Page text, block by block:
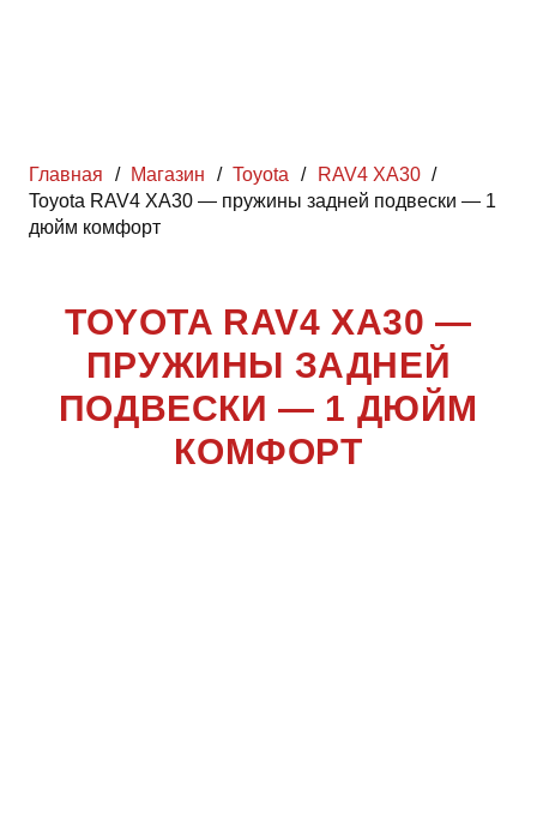
Главная / Магазин / Toyota / RAV4 XA30 /
Toyota RAV4 XA30 — пружины задней подвески — 1
дюйм комфорт
TOYOTA RAV4 XA30 —
ПРУЖИНЫ ЗАДНЕЙ
ПОДВЕСКИ — 1 ДЮЙМ
КОМФОРТ